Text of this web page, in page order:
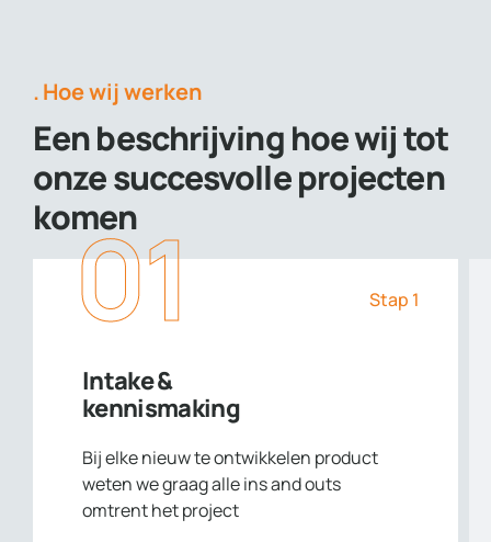
Hoe wij werken
Een beschrijving hoe wij tot
onze succesvolle projecten
komen
01 Stap 1
Intake &
kennismaking
Bij elke nieuw te ontwikkelen product
weten we graag alle ins and outs
omtrent het project